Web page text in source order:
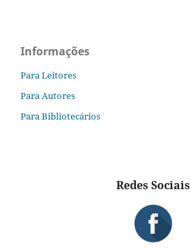
Informações
Para Leitores
Para Autores
Para Bibliotecários
Redes Sociais